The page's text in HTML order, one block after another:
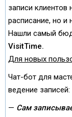
записи клиентов
расписание, но и
Нашли самый
VisitTime.
Для новых
Чат-бот для
ведение записей:
— Сам